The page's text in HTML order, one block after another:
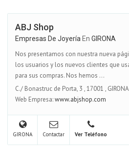
ABJ Shop
Empresas De Joyería En GIRONA
Nos presentamos con nuestra nueva
los usuarios y los nuevos clientes que
para sus compras. Nos hemos ...
C./ Bonastruc de Porta, 3 ,17001 , GIRONA
Web Empresa:www.abjshop.com
GIRONA Contactar Ver Teléfono